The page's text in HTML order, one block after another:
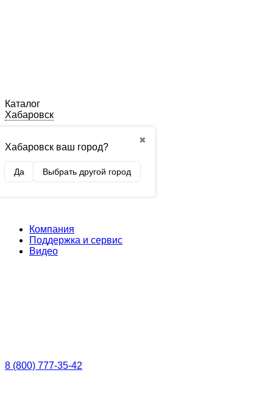
Каталог
Хабаровск
✖
Хабаровск ваш город?
Да Выбрать другой город
Компания
Поддержка и сервис
Видео
8 (800) 777-35-42